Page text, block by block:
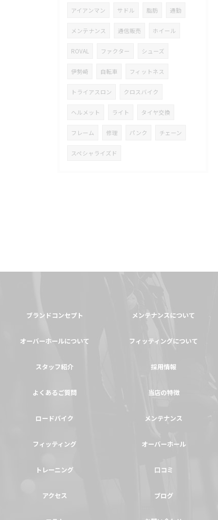
アイアンマン サドル 脂肪 通勤
メンテナンス 通信販売 ホイール
ROVAL ファクター シューズ
伊勢崎 自転車 フィットネス
トライアスロン クロスバイク
ヘルメット ライト タイヤ交換
フレーム 修理 パンク チェーン
スペシャライズド
ブランドコンセプト メンテナンスについて
オーバーホールについて フィッティングについて
スタッフ紹介 採用情報
よくあるご質問 当店の特徴
ロードバイク メンテナンス
フィッティング オーバーホール
トレーニング 口コミ
アクセス ブログ